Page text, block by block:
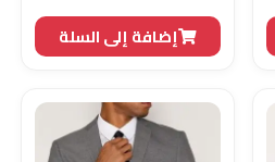
إضافة إلى السلة